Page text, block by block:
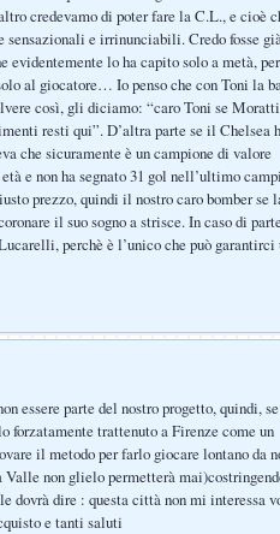
credevamo di poter fare la C.L., e cioè
sensazionali e irrinunciabili. Credo fosse
evidentemente lo ha capito solo a metà,
al giocatore… Io penso che con Toni la
così, gli diciamo: “caro Toni se
resti qui”. D’altra parte se il Chelsea
che sicuramente è un campione di valore
e non ha segnato 31 gol nell’ultimo
prezzo, quindi il nostro caro bomber se
il suo sogno a strisce. In caso di
perchè è l’unico che può garantirci
essere parte del nostro progetto, quindi,
trattenuto a Firenze come un
il metodo per farlo giocare lontano da
non glielo permetterà
dovrà dire : questa città non mi interessa
e tanti saluti